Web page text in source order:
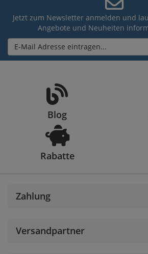
Jetzt zum Newsletter anmelden und
Angebote und Neuheiten
E-Mail Adresse eintragen...
Blog
Rabatte
Zahlung
Versandpartner